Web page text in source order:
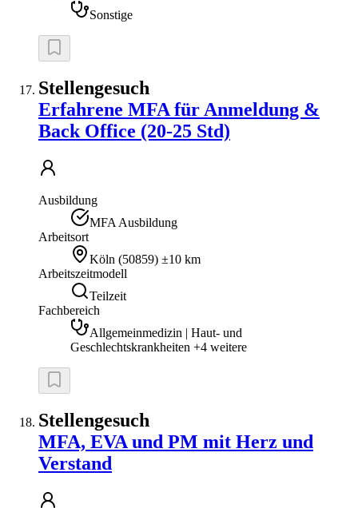
Sonstige
Stellengesuch
Erfahrene MFA für Anmeldung &
Back Office (20-25 Std)
Ausbildung
MFA Ausbildung
Arbeitsort
Köln (50859) ±10 km
Arbeitszeitmodell
Teilzeit
Fachbereich
Allgemeinmedizin | Haut- und
Geschlechtskrankheiten +4 weitere
Stellengesuch
MFA, EVA und PM mit Herz und
Verstand